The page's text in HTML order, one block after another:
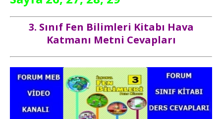
3. Sınıf Fen Bilimleri Kitabı Hava
Katmanı Metni Cevapları